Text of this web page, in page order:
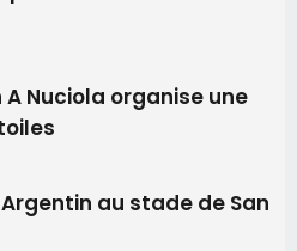
Nuciola organise une
au stade de San